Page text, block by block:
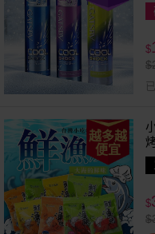
$
$
越多越
便宜
$
$